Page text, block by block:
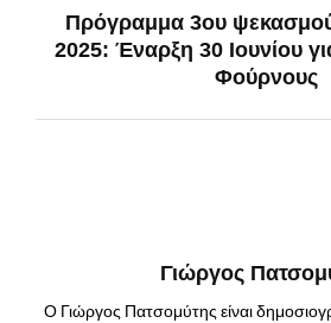
Πρόγραμμα 3ου
2025: Έναρξη 30 Ιουνίου
Φούρνους
Γιώργος
Ο Γιώργος Πατσομύτης είναι